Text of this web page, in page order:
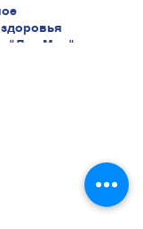
"Лао Мао" ул.